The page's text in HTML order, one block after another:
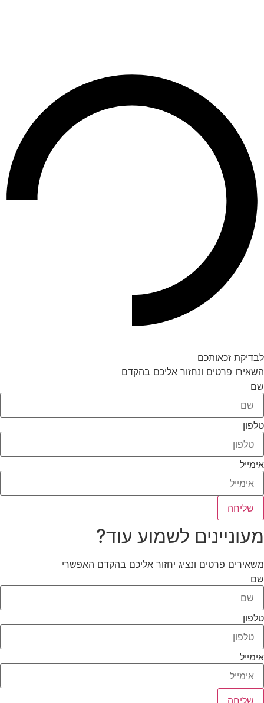
לבדיקת זכאותכם
השאירו פרטים ונחזור אליכם בהקדם
שם
טלפון
אימייל
שליחה
מעוניינים לשמוע עוד?
משאירים פרטים ונציג יחזור אליכם בהקדם האפשרי
שם
טלפון
אימייל
שליחה